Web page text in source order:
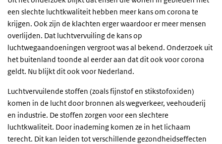
een slechte luchtkwaliteit hebben meer kans om corona te
krijgen. Ook zijn de klachten erger waardoor er meer mensen
overlijden. Dat luchtvervuiling de kans op
luchtwegaandoeningen vergroot was al bekend. Onderzoek uit
het buitenland toonde al eerder aan dat dit ook voor corona
geldt. Nu blijkt dit ook voor Nederland.
Luchtvervuilende stoffen (zoals fijnstof en stikstofoxiden)
komen in de lucht door bronnen als wegverkeer, veehouderij
en industrie. De stoffen zorgen voor een slechtere
luchtkwaliteit. Door inademing komen ze in het lichaam
terecht. Dit kan leiden tot verschillende gezondheidseffecten